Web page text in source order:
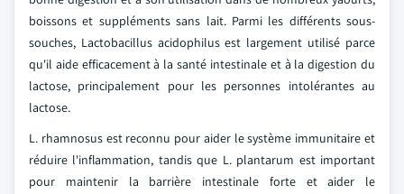
boissons et suppléments sans lait. Parmi les différents sous-
souches, Lactobacillus acidophilus est largement utilisé parce
qu'il aide efficacement à la santé intestinale et à la digestion du
lactose, principalement pour les personnes intolérantes au
lactose.
L. rhamnosus est reconnu pour aider le système immunitaire et
réduire l'inflammation, tandis que L. plantarum est important
pour maintenir la barrière intestinale forte et aider le